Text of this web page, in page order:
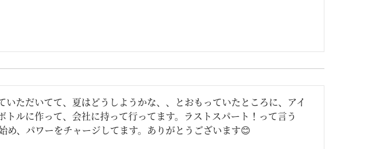
いただいてて、夏はどうしようかな、、とおもっていたところに、アイ
トルに作って、会社に持って行ってます。ラストスパート！って言う
め、パワーをチャージしてます。ありがとうございます😊